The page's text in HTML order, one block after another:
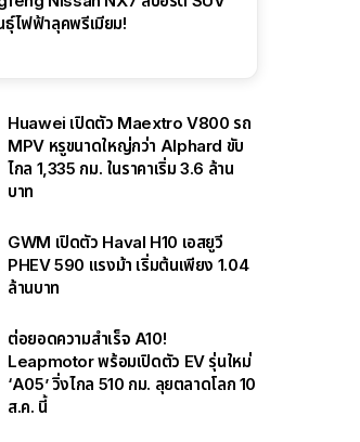
ธุ์ไฟฟ้าลุคพรีเมียม!
Huawei เปิดตัว Maextro V800 รถ
MPV หรูขนาดใหญ่กว่า Alphard ขับ
ไกล 1,335 กม. ในราคาเริ่ม 3.6 ล้าน
บาท
GWM เปิดตัว Haval H10 เอสยูวี
PHEV 590 แรงม้า เริ่มต้นเพียง 1.04
ล้านบาท
ต่อยอดความสำเร็จ A10!
Leapmotor พร้อมเปิดตัว EV รุ่นใหม่
‘A05’ วิ่งไกล 510 กม. ลุยตลาดโลก 10
ส.ค. นี้